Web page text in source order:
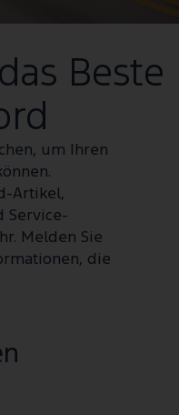
Beste
um Ihren
Artikel,
Service-
Melden Sie
die